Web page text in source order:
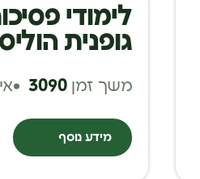
לימודי
גופנית
משך זמן 3090
מידע נוסף